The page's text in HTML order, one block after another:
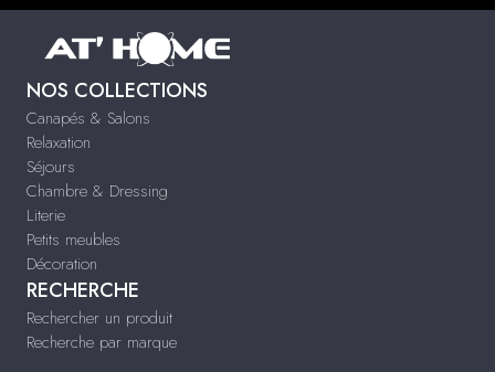
NOS COLLECTIONS
Canapés & Salons
Relaxation
Séjours
Chambre & Dressing
Literie
Petits meubles
Décoration
RECHERCHE
Rechercher un produit
Recherche par marque